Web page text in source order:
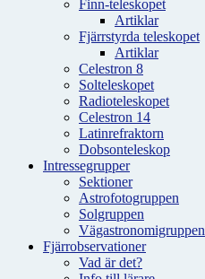
Finn-teleskopet
Artiklar
Fjärrstyrda teleskopet
Artiklar
Celestron 8
Solteleskopet
Radioteleskopet
Celestron 14
Latinrefraktorn
Dobsonteleskop
Intressegrupper
Sektioner
Astrofotogruppen
Solgruppen
Vägastronomigruppen
Fjärrobservationer
Vad är det?